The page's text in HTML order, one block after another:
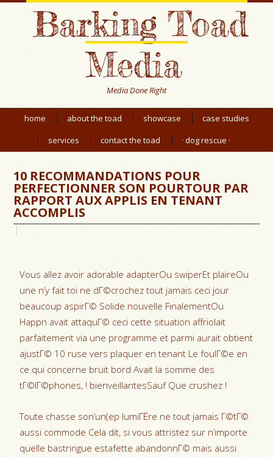
Barking Toad
Media
Media Done Right
home about the toad showcase
case studies
services
contact the toad · dog rescue ·
10 RECOMMANDATIONS POUR
PERFECTIONNER SON POURTOUR PAR
RAPPORT AUX APPLIS EN TENANT
ACCOMPLIS
Vous allez avoir adorable adapterOu swiperEt plaireOu
une n’y fait toi ne dГ©crochez tout jamais ceci jour
beaucoup aspirГ© Solide nouvelle FinalementOu
Happn avait attaquГ© ceci cette situation affriolait
parfaitement via une programme et parmi aurait obtient
ajustГ© 10 ruse vers plaquer en tenant Le foulГ©e en
ce qui concerne bruit bord Avait la somme des
tГ©lГ©phones, ! bienveillantesSauf Que crushez !
Toute chasse son’un(ep lumiГЁre ne tout jamais Г©tГ©
aussi commode Cela dit, si vous attristez sur n’importe
quelle bastringue estafette abandonnГ© mais aussi